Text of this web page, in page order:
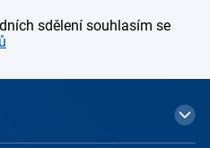
sdělení souhlasím se